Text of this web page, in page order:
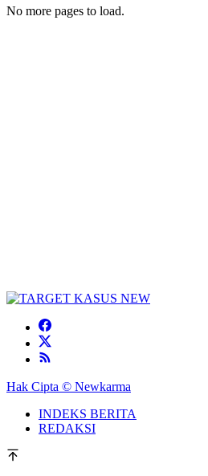
No more pages to load.
Hak Cipta © Newkarma
INDEKS BERITA
REDAKSI